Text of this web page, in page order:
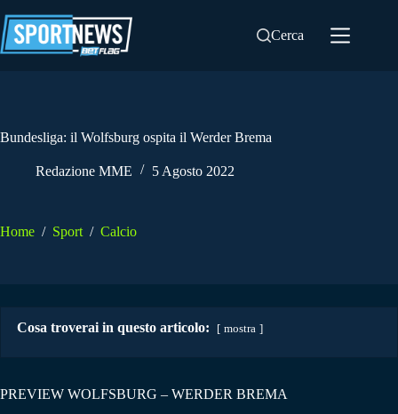
al
contenuto
Cerca
Bundesliga: il Wolfsburg ospita il Werder Brema
Redazione MME 5 Agosto 2022
Home / Sport / Calcio
Cosa troverai in questo articolo: mostra
PREVIEW WOLFSBURG – WERDER BREMA